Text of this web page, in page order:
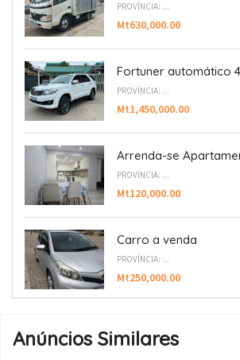
PROVÍNCIA: ...
Mt630,000.00
Fortuner automático
PROVÍNCIA: ...
Mt1,450,000.00
Arrenda-se
PROVÍNCIA: ...
Mt120,000.00
Carro a venda
PROVÍNCIA: ...
Mt250,000.00
Anúncios Similares